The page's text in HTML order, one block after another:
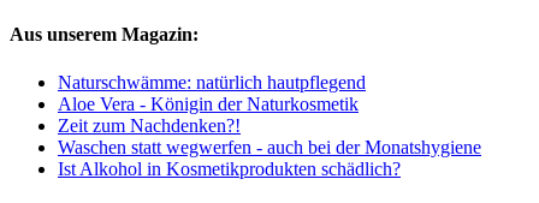
Aus unserem Magazin:
Naturschwämme: natürlich hautpflegend
Aloe Vera - Königin der Naturkosmetik
Zeit zum Nachdenken?!
Waschen statt wegwerfen - auch bei der Monatshygiene
Ist Alkohol in Kosmetikprodukten schädlich?